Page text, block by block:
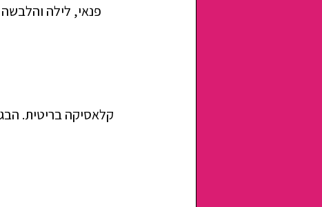
פנאי, לילה
קלאסיקה בריטית.